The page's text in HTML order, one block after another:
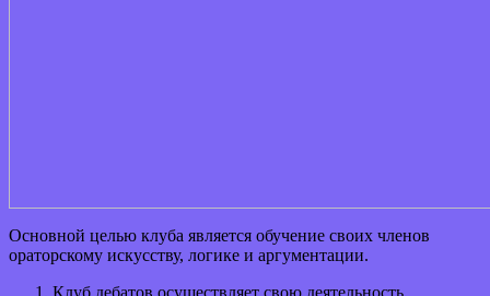
Основной целью клуба является обучение своих членов
ораторскому искусству, логике и аргументации.